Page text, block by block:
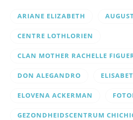
ARIANE ELIZABETH
CENTRE LOTHLORIEN
CLAN MOTHER RACHELLE
DON ALEGANDRO
ELOVENA ACKERMAN
GEZONDHEIDSCENTRUM